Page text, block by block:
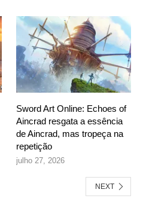
Sword Art Online: Echoes of
Aincrad resgata a essência
de Aincrad, mas tropeça na
repetição
julho 27, 2026
NEXT